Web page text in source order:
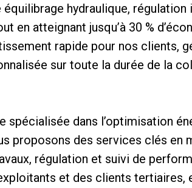
hydraulique,
en atteignant jusqu’à 30 %
rapide pour nos clients,
sur toute la durée de la
spécialisée dans l’optimisation
proposons des services clés en
régulation et suivi de
et des clients tertiaires,